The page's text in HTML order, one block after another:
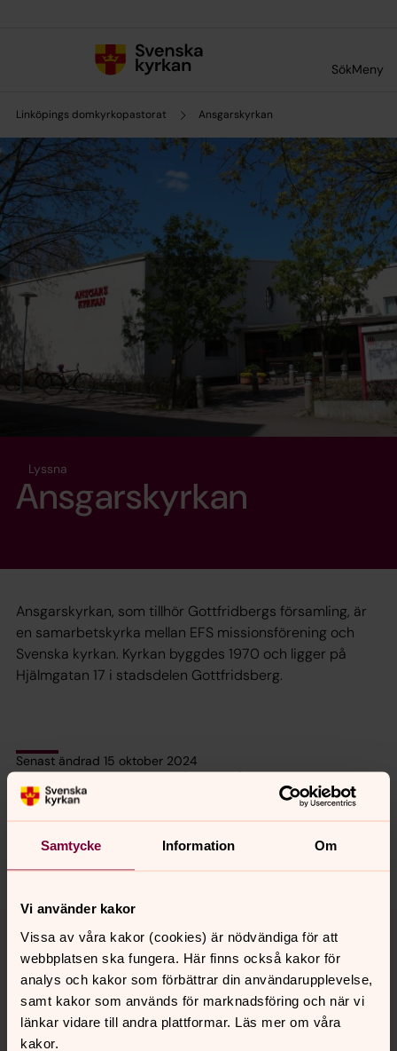
Samtycke Information Om
Vi använder kakor
Vissa av våra kakor (cookies) är nödvändiga för att
webbplatsen ska fungera. Här finns också kakor för
analys och kakor som förbättrar din användarupplevelse,
samt kakor som används för marknadsföring och när vi
länkar vidare till andra plattformar. Läs mer om våra
kakor.
SökMeny
Linköpings domkyrkopastorat Ansgarskyrkan
Lyssna
Ansgarskyrkan
Ansgarskyrkan, som tillhör Gottfridbergs församling, är
en samarbetskyrka mellan EFS missionsförening och
Svenska kyrkan. Kyrkan byggdes 1970 och ligger på
Hjälmgatan 17 i stadsdelen Gottfridsberg.
Senast ändrad 15 oktober 2024
Synpunkter eller frågor på sidans
innehåll?
Dela
Tillbaka till toppen
Tillbaka till innehållet
Kontakt